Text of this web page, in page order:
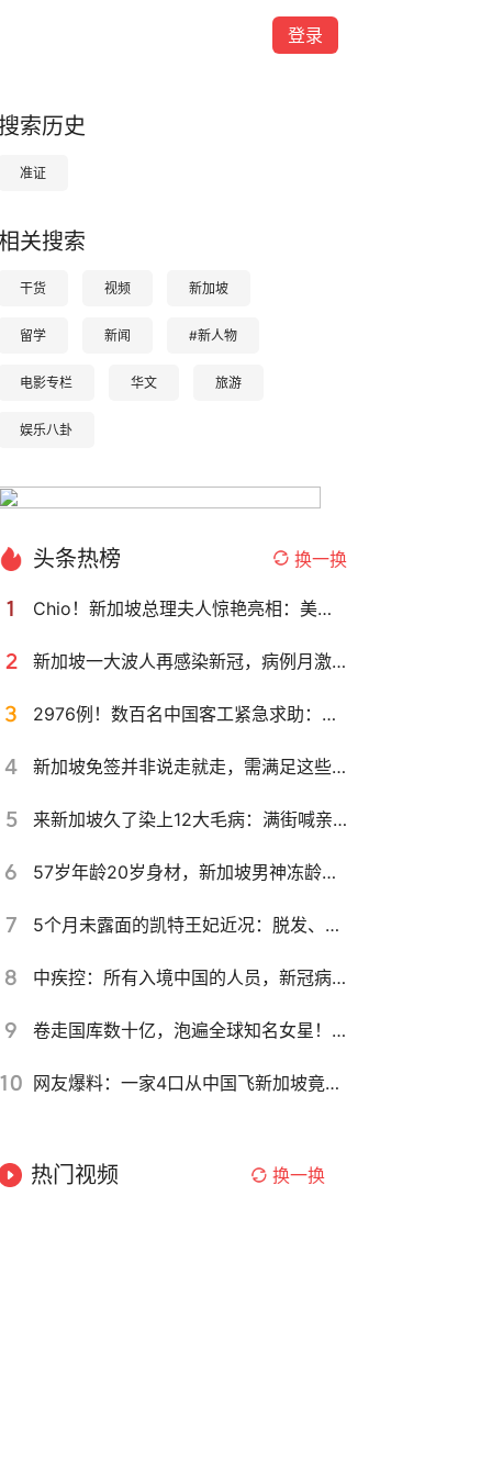
登录
索历史
准证
关搜索
干货 视频 新加坡
留学 新闻 #新人物
电影专栏 华文 旅游
娱乐八卦
头条热榜 换一换
1 Chio！新加坡总理夫人惊艳亮相：美丽动人、知性优雅！简直杀疯了
2 新加坡一大波人再感染新冠，病例月激增100%！专家：或是新变种、现有疫苗无效…
3 2976例！数百名中国客工紧急求助：被困疫情核爆的新加坡宿舍，到处都是感染者、看医生难……
4 新加坡免签并非说走就走，需满足这些条件！特别提醒需注意～
5 来新加坡久了染上12大毛病：满街喊亲戚、见队就排、过马路不看车…
6 57岁年龄20岁身材，新加坡男神冻龄秘籍大公开！
7 5个月未露面的凯特王妃近况：脱发、恶心消瘦、腹部破裂有疝气！
8 中疾控：所有入境中国的人员，新冠病毒核酸要抽检！
9 卷走国库数十亿，泡遍全球知名女星！揭秘“东南亚和珅”的疯狂人生~
10 网友爆料：一家4口从中国飞新加坡竟忘带护照，滞留机场3小时
热门视频 换一换